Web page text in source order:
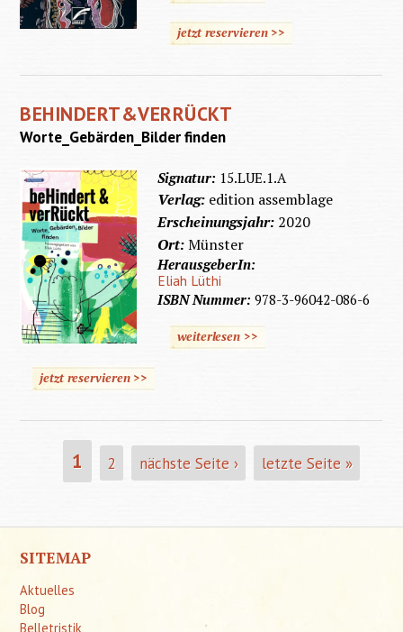
jetzt reservieren >>
BEHINDERT&VERRÜCKT
Worte_Gebärden_Bilder finden
Signatur: 15.LUE.1.A
Verlag: edition assemblage
Erscheinungsjahr: 2020
Ort:Münster
HerausgeberIn:
Eliah Lüthi
ISBN Nummer:978-3-96042-086-6
weiterlesen >>
jetzt reservieren >>
Seiten1 2 nächste Seite › letzte Seite »
SITEMAP
Aktuelles
Blog
Belletristik